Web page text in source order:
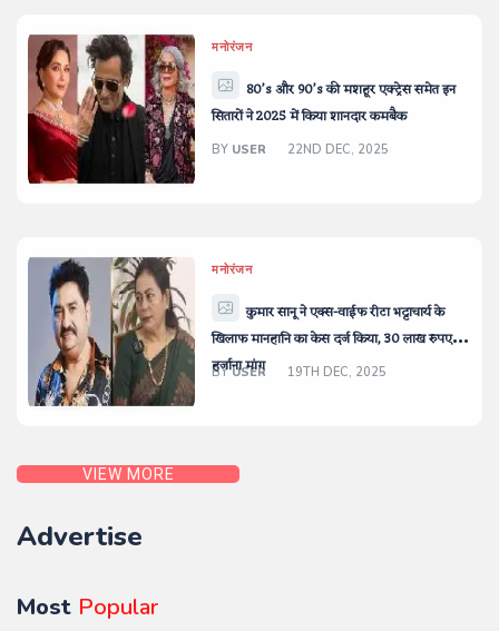
मनोरंजन
80’s और 90’s की मशहूर एक्ट्रेस समेत इन
सितारों ने 2025 में किया शानदार कमबैक
BY USER 22ND DEC, 2025
मनोरंजन
कुमार सानू ने एक्स-वाईफ रीटा भट्टाचार्य के
खिलाफ मानहानि का केस दर्ज किया, 30 लाख रुपए का
हर्जाना मांग
BYUSER 19TH DEC, 2025
VIEW MORE
Advertise
Most Popular